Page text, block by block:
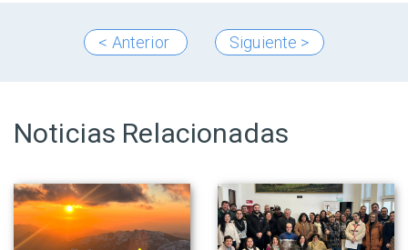
< Anterior Siguiente >
Noticias Relacionadas